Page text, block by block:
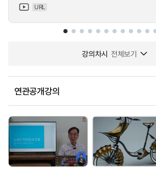
URL
강의차시 전체보기
연관공개강의